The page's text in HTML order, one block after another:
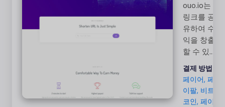
ouo.io는
링크를 공
유하여 수
익을 창출
할 수 있
는 링크
단축 서비
스입니다.
PayPal,
결제 방법:
페이어, 페
이팔, 비트
코인, 페이